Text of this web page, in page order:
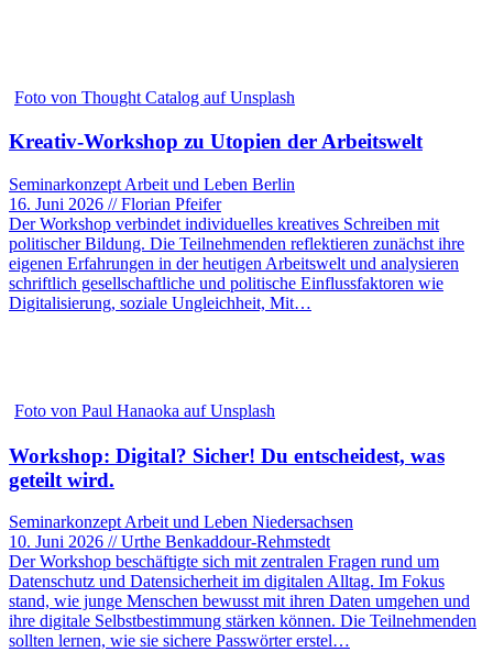
Foto von Thought Catalog auf Unsplash
Kreativ-Workshop zu Utopien der Arbeitswelt
Seminarkonzept Arbeit und Leben Berlin
16. Juni 2026 // Florian Pfeifer
Der Workshop verbindet individuelles kreatives Schreiben mit
politischer Bildung. Die Teilnehmenden reflektieren zunächst ihre
eigenen Erfahrungen in der heutigen Arbeitswelt und analysieren
schriftlich gesellschaftliche und politische Einflussfaktoren wie
Digitalisierung, soziale Ungleichheit, Mit…
Foto von Paul Hanaoka auf Unsplash
Workshop: Digital? Sicher! Du entscheidest, was
geteilt wird.
Seminarkonzept Arbeit und Leben Niedersachsen
10. Juni 2026 // Urthe Benkaddour-Rehmstedt
Der Workshop beschäftigte sich mit zentralen Fragen rund um
Datenschutz und Datensicherheit im digitalen Alltag. Im Fokus
stand, wie junge Menschen bewusst mit ihren Daten umgehen und
ihre digitale Selbstbestimmung stärken können. Die Teilnehmenden
sollten lernen, wie sie sichere Passwörter erstel…